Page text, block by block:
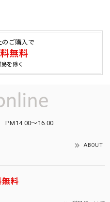
のご購入で
無料
を除く
PM14:00〜16:00
ABOUT
無料